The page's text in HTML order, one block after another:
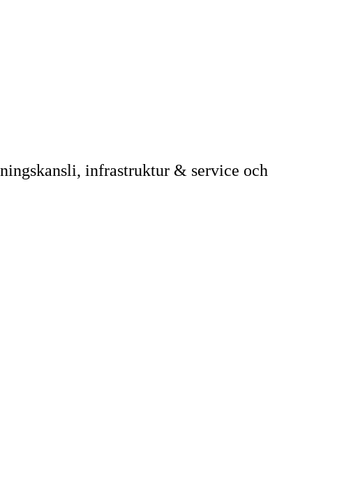
infrastruktur & service och